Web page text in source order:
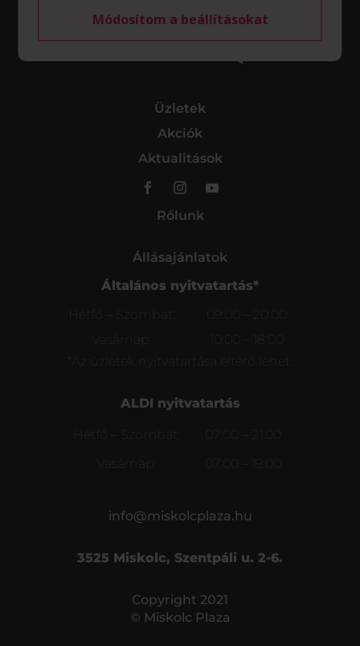
Üzletek
Akciók
Aktualitások
Rólunk
Állásajánlatok
Általános nyitvatartás*
Hétfő – Szombat:
09:00 – 20:00
Vasárnap:
*Az üzletek nyitvatartása eltérő lehet.
ALDI nyitvatartás
Hétfő – Szombat:
07:00 – 21:00
Vasárnap:
info@miskolcplaza.hu
3525 Miskolc, Szentpáli u. 2-6.
Copyright 2021
© Miskolc Plaza
Módosítom a beállításokat